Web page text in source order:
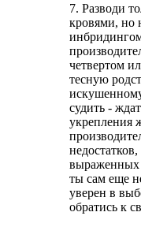
7. Разводи
кровями, но
четвертом
тесную
судить -
укрепления
выраженных
ты сам еще
уверен в
обратись к